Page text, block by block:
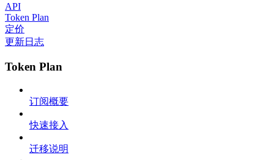
API
Token Plan
定价
更新日志
Token Plan
订阅概要
快速接入
迁移说明